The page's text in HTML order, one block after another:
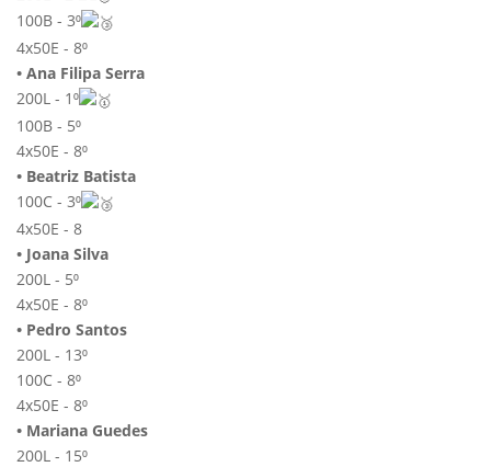
100B - 3⁰
4x50E - 8⁰
• Ana Filipa Serra
200L - 1⁰
100B - 5⁰
4x50E - 8⁰
• Beatriz Batista
100C - 3⁰
4x50E - 8
• Joana Silva
200L - 5⁰
4x50E - 8⁰
• Pedro Santos
200L - 13⁰
100C - 8⁰
4x50E - 8⁰
• Mariana Guedes
200L - 15⁰